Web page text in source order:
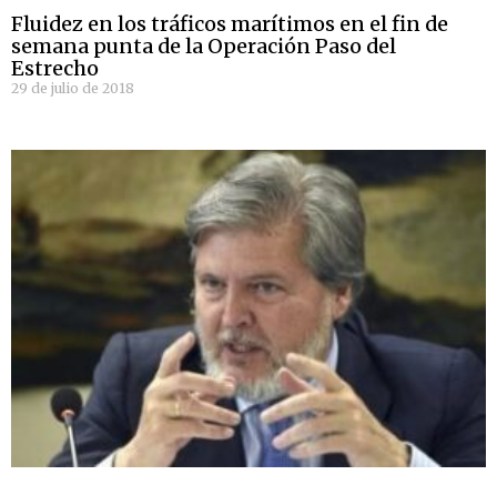
Fluidez en los tráficos marítimos en el fin de
semana punta de la Operación Paso del
Estrecho
29 de julio de 2018